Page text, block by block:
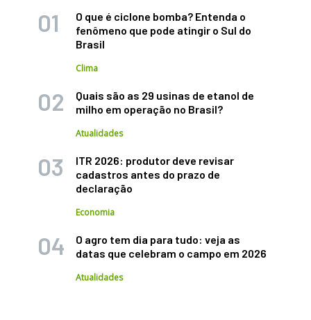
O que é ciclone bomba? Entenda o
fenômeno que pode atingir o Sul do
Brasil
Clima
Quais são as 29 usinas de etanol de
milho em operação no Brasil?
Atualidades
ITR 2026: produtor deve revisar
cadastros antes do prazo de
declaração
Economia
O agro tem dia para tudo: veja as
datas que celebram o campo em 2026
Atualidades